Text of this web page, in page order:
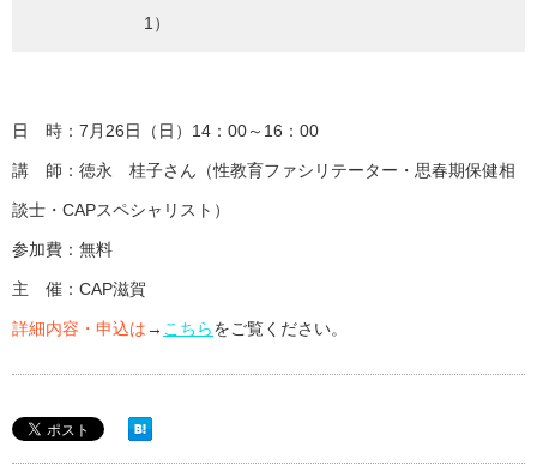
1）
日 時：7月26日（日）14：00～16：00
講 師：徳永 桂子さん（性教育ファシリテーター・思春期保健相
談士・CAPスペシャリスト）
参加費：無料
主 催：CAP滋賀
詳細内容・申込は→ こちらをご覧ください。